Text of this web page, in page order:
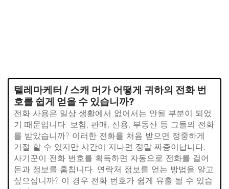
텔레마케터 / 스캐 머가 어떻게 귀하의 전화 번
호를 쉽게 얻을 수 있습니까?
전화 사용은 일상 생활에서 없어서는 안될 부분이 되었
기 때문입니다. 보험, 판매, 신용, 부동산 등 그들의 전화
를 받았습니까? 이러한 전화를 처음 받으면 정중하게
거절 할 수 있지만 시간이 지나면 정말 짜증이납니다.
사기꾼이 전화 번호를 획득하면 자동으로 전화를 걸어
돈과 정보를 훔칩니다. 연락처 정보를 얻는 방법을 알고
싶으십니까? 이 경우 전화 번호가 쉽게 유출 될 수 있습